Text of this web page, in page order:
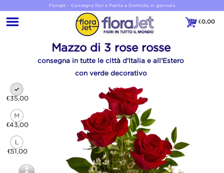
Florajet - Consegna fiori e Piante a Domicilio in giornata
€0,00
€0,00
Mazzo di 3 rose rosse
consegna in tutte le città d'Italia e all'Estero
con verde decorativo
€35,00
€43,00
€51,00